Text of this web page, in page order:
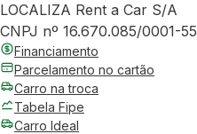
LOCALIZA Rent a Car S/A
CNPJ nº 16.670.085/0001-55
Financiamento
Parcelamento no cartão
Carro na troca
Tabela Fipe
Carro Ideal